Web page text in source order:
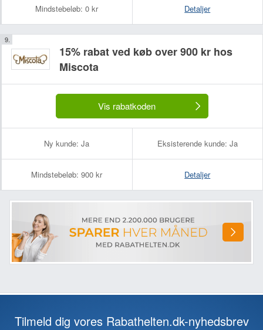
Mindstebeløb: 0 kr Detaljer
15% rabat ved køb over 900 kr hos
Miscota
Vis rabatkoden
Ny kunde: Ja Eksisterende kunde: Ja
Mindstebeløb: 900 kr Detaljer
Tilmeld dig vores Rabathelten.dk-nyhedsbrev